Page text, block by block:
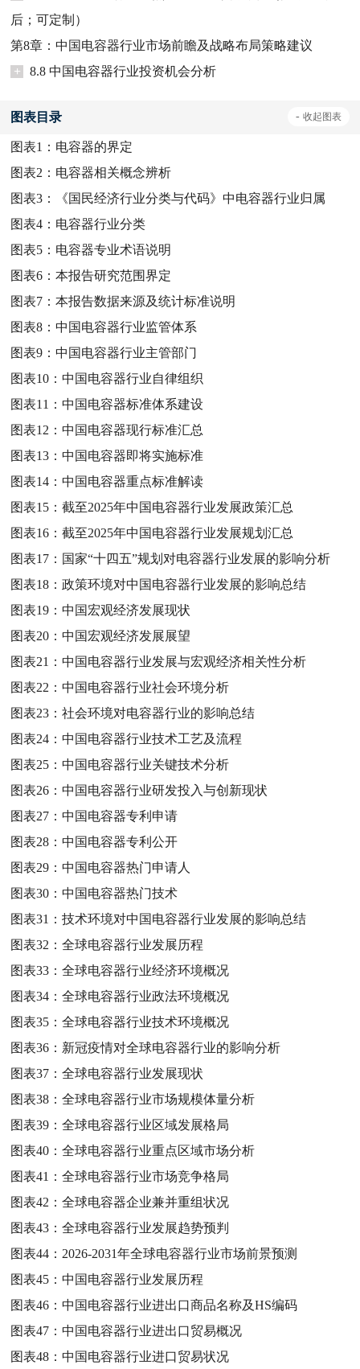
后；可定制）
第8章：中国电容器行业市场前瞻及战略布局策略建议
+
8.8 中国电容器行业投资机会分析
图表目录 - 收起图表
图表1： 电容器的界定
图表2： 电容器相关概念辨析
图表3：
《国民经济行业分类与代码》中电容器行业归属
图表4： 电容器行业分类
图表5： 电容器专业术语说明
图表6：本报告研究范围界定
图表7：本报告数据来源及统计标准说明
图表8：中国电容器行业监管体系
图表9：中国电容器行业主管部门
图表10：中国电容器行业自律组织
图表11：中国电容器标准体系建设
图表12：中国电容器现行标准汇总
图表13：中国电容器即将实施标准
图表14：中国电容器重点标准解读
图表15：截至2025年中国电容器行业发展政策汇总
图表16：截至2025年中国电容器行业发展规划汇总
图表17： 国家“十四五”规划对电容器行业发展的影响分析
图表18：政策环境对中国电容器行业发展的影响总结
图表19：中国宏观经济发展现状
图表20：中国宏观经济发展展望
图表21：中国电容器行业发展与宏观经济相关性分析
图表22：中国电容器行业社会环境分析
图表23：社会环境对电容器行业的影响总结
图表24：中国电容器行业技术工艺及流程
图表25：中国电容器行业关键技术分析
图表26：中国电容器行业研发投入与创新现状
图表27：中国电容器专利申请
图表28：中国电容器专利公开
图表29：中国电容器热门申请人
图表30：中国电容器热门技术
图表31：技术环境对中国电容器行业发展的影响总结
图表32：全球电容器行业发展历程
图表33：全球电容器行业经济环境概况
图表34：全球电容器行业政法环境概况
图表35：全球电容器行业技术环境概况
图表36： 新冠疫情对全球电容器行业的影响分析
图表37：全球电容器行业发展现状
图表38：全球电容器行业市场规模体量分析
图表39：全球电容器行业区域发展格局
图表40：全球电容器行业重点区域市场分析
图表41：全球电容器行业市场竞争格局
图表42：全球电容器企业兼并重组状况
图表43：全球电容器行业发展趋势预判
图表44： 2026-2031年全球电容器行业市场前景预测
图表45：中国电容器行业发展历程
图表46：中国电容器行业进出口商品名称及HS编码
图表47：中国电容器行业进出口贸易概况
图表48：中国电容器行业进口贸易状况